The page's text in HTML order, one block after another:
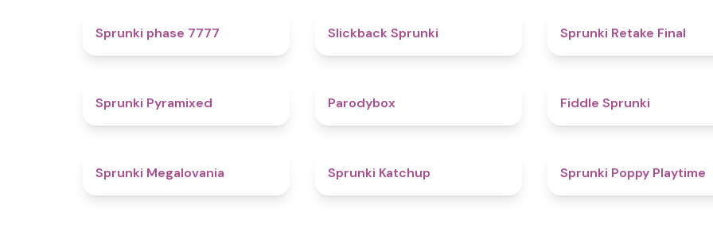
Sprunki phase 7777 Slickback Sprunki Sprunki Retake Final
Sprunki Pyramixed Parodybox Fiddle Sprunki
Sprunki Megalovania Sprunki Katchup Sprunki Poppy Playtime